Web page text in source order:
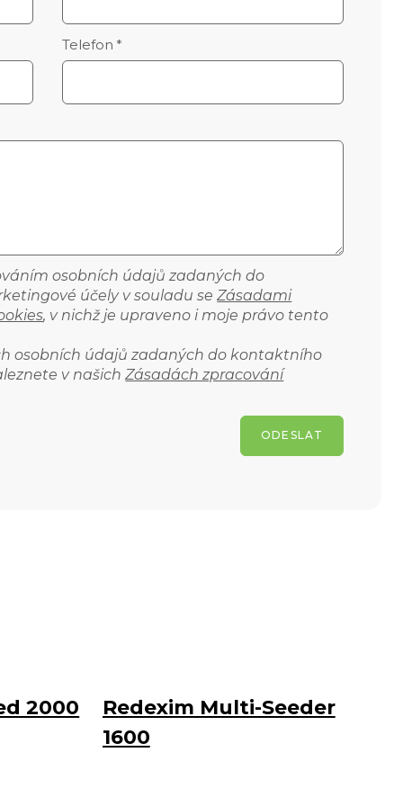
Telefon *
osobních údajů zadaných do
účely v souladu seZásadami
, v nichž je upraveno i moje právo tento
osobních údajů zadaných do kontaktního
v našichZásadách zpracování
ODESLAT
2000
Redexim Multi-Seeder
1600